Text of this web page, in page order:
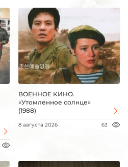
ВОЕННОЕ КИНО.
«Утомленное солнце»
(1988)
8 августа 2026 63